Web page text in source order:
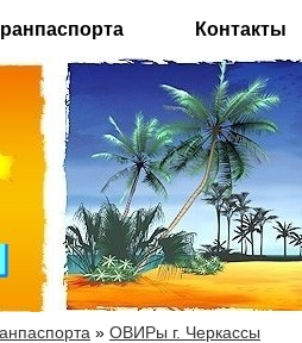
Контакты
» ОВИРы г. Черкассы